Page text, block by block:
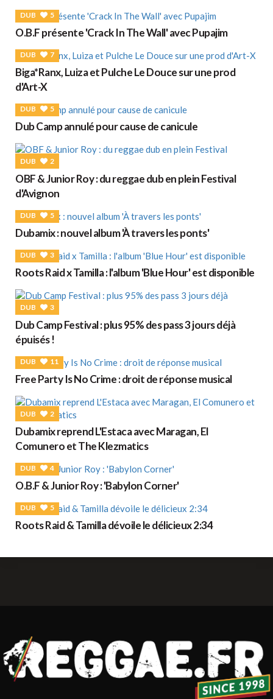
DUB 5
O.B.F présente 'Crack In The Wall' avec Pupajim
DUB 7
Biga*Ranx, Luiza et Pulche Le Douce sur une prod
d'Art-X
DUB 5
Dub Camp annulé pour cause de canicule
DUB 2
OBF & Junior Roy : du reggae dub en plein Festival
d'Avignon
DUB 5
Dubamix : nouvel album 'À travers les ponts'
DUB 3
Roots Raid x Tamilla : l'album 'Blue Hour' est disponible
DUB 3
Dub Camp Festival : plus 95% des pass 3 jours déjà
épuisés !
DUB 11
Free Party Is No Crime : droit de réponse musical
DUB 2
Dubamix reprend L'Estaca avec Maragan, El
Comunero et The Klezmatics
DUB 4
O.B.F & Junior Roy : 'Babylon Corner'
DUB 5
Roots Raid & Tamilla dévoile le délicieux 2:34